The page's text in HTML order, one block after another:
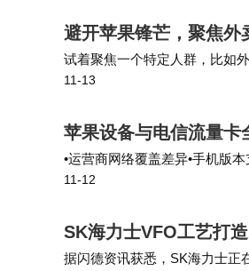
业客户带来下一代网络安
避开苹果锋芒，聚焦外
试着聚焦一个特定人群，比如
上，环境嘈杂，麦克风不好的
11-13
苹果设备与电信流量卡
•运营商网络覆盖差异•手机版
网速体验绝对令人惊艳！
11-12
SK海力士VFO工艺打
据闪德资讯获悉，SK海力士正